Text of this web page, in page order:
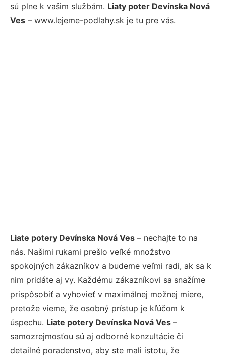
sú plne k vašim službám. Liaty poter Devínska Nová
Ves – www.lejeme-podlahy.sk je tu pre vás.
Liate potery Devínska Nová Ves – nechajte to na
nás. Našimi rukami prešlo veľké množstvo
spokojných zákazníkov a budeme veľmi radi, ak sa k
nim pridáte aj vy. Každému zákazníkovi sa snažíme
prispôsobiť a vyhovieť v maximálnej možnej miere,
pretože vieme, že osobný prístup je kľúčom k
úspechu. Liate potery Devínska Nová Ves –
samozrejmosťou sú aj odborné konzultácie či
detailné poradenstvo, aby ste mali istotu, že